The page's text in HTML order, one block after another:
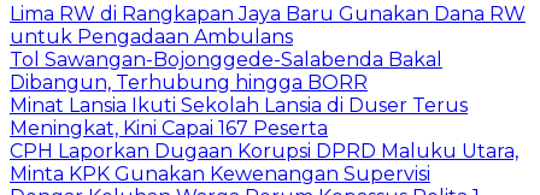
Lima RW di Rangkapan Jaya Baru Gunakan Dana RW
untuk Pengadaan Ambulans
Tol Sawangan-Bojonggede-Salabenda Bakal
Dibangun, Terhubung hingga BORR
Minat Lansia Ikuti Sekolah Lansia di Duser Terus
Meningkat, Kini Capai 167 Peserta
CPH Laporkan Dugaan Korupsi DPRD Maluku Utara,
Minta KPK Gunakan Kewenangan Supervisi